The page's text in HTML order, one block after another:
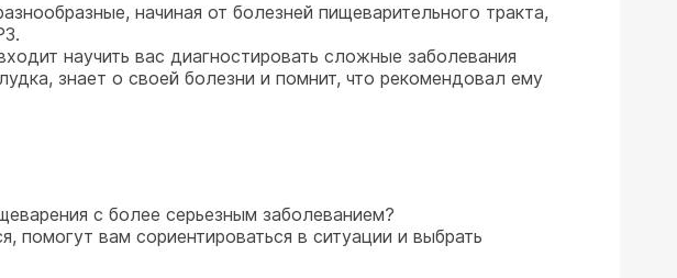
начиная от болезней пищеварительного тракта,
научить вас диагностировать сложные заболевания
знает о своей болезни и помнит, что рекомендовал ему
с более серьезным заболеванием?
вам сориентироваться в ситуации и выбрать